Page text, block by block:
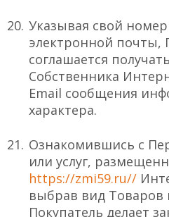
Указывая свой
электронной почты,
соглашается
Собственника
Email сообщения
характера.
Ознакомившись с
или услуг,
https://zmi59.ru//
выбрав вид Товаров
Покупатель делает